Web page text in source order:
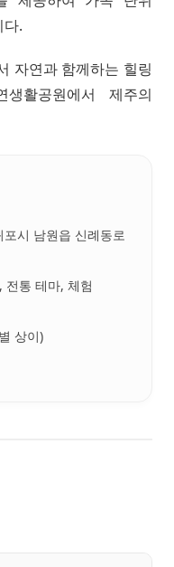
.
자연과 함께하는 힐링
생활공원에서 제주의
시 남원읍 신례동로
전통 테마, 체험
상이)